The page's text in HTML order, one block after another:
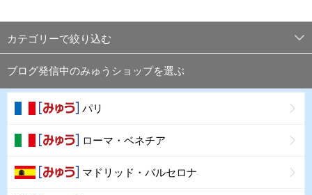
カテゴリーで絞り込む
ブログ発信中のみゅうショップを選ぶ
パリ
ローマ・ベネチア
マドリッド・バルセロナ